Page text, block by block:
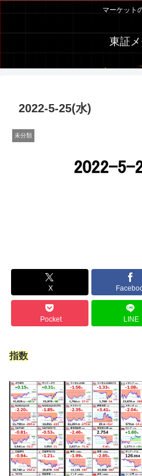
マーケット
東証
2022-5-25(水)
未分類
X
Pocket LINE
指数